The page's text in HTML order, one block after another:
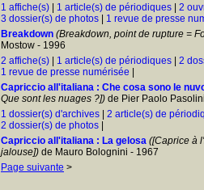
1 affiche(s)
1 article(s) de périodiques 2
3 dossier(s) de photos
1 revue de presse
Breakdown (Breakdown, point de rupture =
Mostow - 1996
2 affiche(s)
1 article(s) de périodiques 2
1 revue de presse numérisée
Capriccio all'italiana : Che cosa sono le
Que sont les nuages ?]) de Pier Paolo
1 dossier(s) d'archives
2 article(s) de
2 dossier(s) de photos
Capriccio all'italiana : La gelosa ([Caprice à
jalouse]) de Mauro Bolognini - 1967
Page suivante >